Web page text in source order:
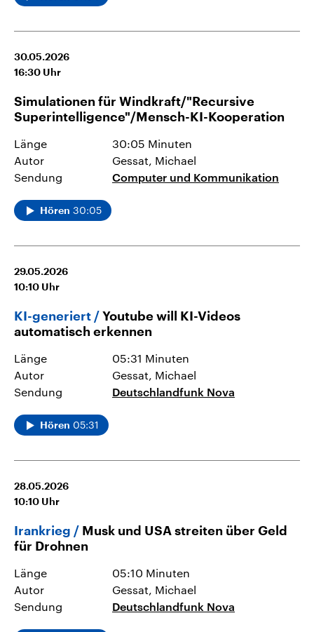
30.05.2026
16:30 Uhr
Simulationen für Windkraft/"Recursive
Superintelligence"/Mensch-KI-Kooperation
Länge
30:05 Minuten
Autor
Gessat, Michael
Sendung
Computer und Kommunikation
Hören 30:05
29.05.2026
10:10 Uhr
KI-generiert
Youtube will KI-Videos
automatisch erkennen
Länge
05:31 Minuten
Autor
Gessat, Michael
Sendung
Deutschlandfunk Nova
Hören 05:31
28.05.2026
10:10 Uhr
Irankrieg
Musk und USA streiten über Geld
für Drohnen
Länge
05:10 Minuten
Autor
Gessat, Michael
Sendung
Deutschlandfunk Nova